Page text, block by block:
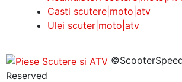
Casti scutere|moto|atv
Ulei scuter|moto|atv
Reserved